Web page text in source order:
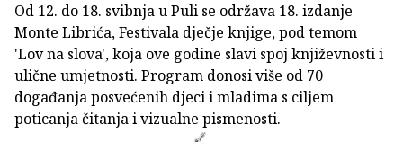
Od 12. do 18. svibnja u Puli se održava 18. izdanje
Monte Librića, Festivala dječje knjige, pod temom
'Lov na slova', koja ove godine slavi spoj književnosti i
ulične umjetnosti. Program donosi više od 70
događanja posvećenih djeci i mladima s ciljem
poticanja čitanja i vizualne pismenosti.